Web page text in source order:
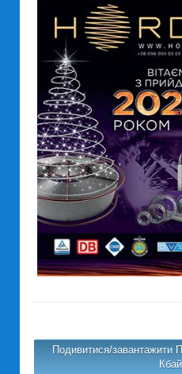
Подивитися/завантажити